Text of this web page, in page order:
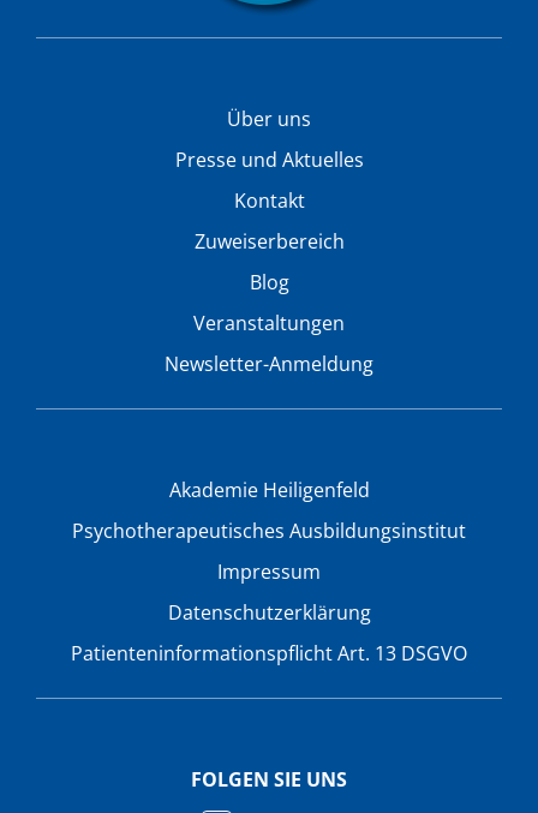
Über uns
Presse und Aktuelles
Kontakt
Zuweiserbereich
Blog
Veranstaltungen
Newsletter-Anmeldung
Akademie Heiligenfeld
Psychotherapeutisches Ausbildungsinstitut
Impressum
Datenschutzerklärung
Patienteninformationspflicht Art. 13 DSGVO
FOLGEN SIE UNS